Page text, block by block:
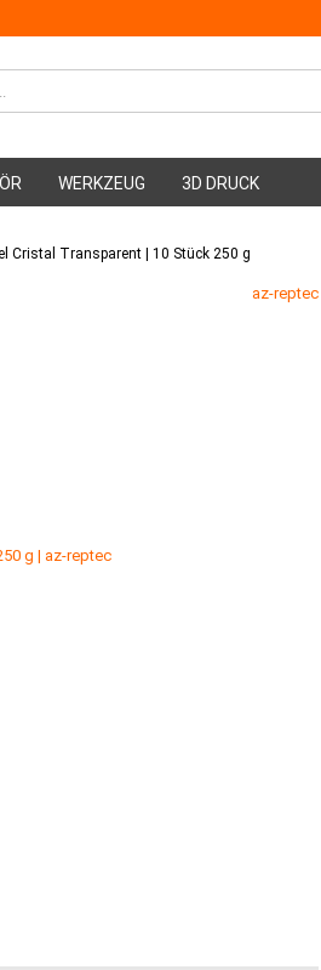
WERKZEUG 3D DRUCK
Cristal Transparent | 10 Stück 250 g
az-reptec